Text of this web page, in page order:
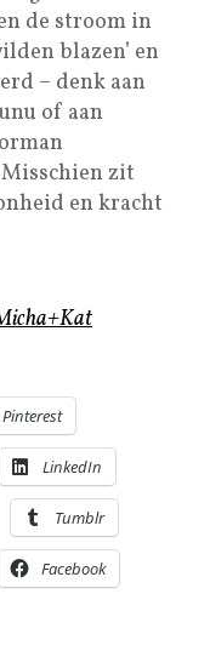
de stroom in
blazen’ en
– denk aan
of aan
zit
en kracht
Pinterest
LinkedIn
Tumblr
Facebook